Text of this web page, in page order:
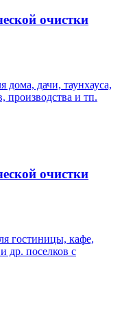
очистки
дома, дачи, таунхауса,
производства и тп.
очистки
гостиницы, кафе,
др. поселков с